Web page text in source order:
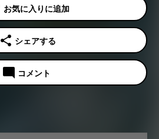
share シェアする
mode_comment コメント